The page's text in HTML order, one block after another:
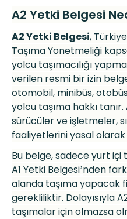
A2 Yetki Belgesi
A2 Yetki Belgesi,
Taşıma Yönetmeliği
yolcu taşımacılığı
verilen resmi bir izin
otomobil, minibüs,
yolcu taşıma hakkı tanır.
sürücüler ve işletmeler,
faaliyetlerini yasal
Bu belge, sadece yurt içi
A1 Yetki Belgesi’nden
alanda taşıma yapacak
gerekliliktir. Dolayısıyla
taşımalar için olmazsa